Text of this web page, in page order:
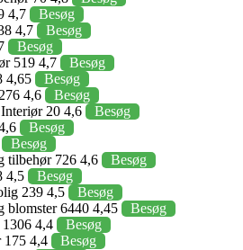
4,7
Besøg
4,7
Besøg
Besøg
519 4,7
Besøg
4,65
Besøg
4,6
Besøg
Interiør 20 4,6
Besøg
Besøg
Besøg
tilbehør 726 4,6
Besøg
4,5
Besøg
239 4,5
Besøg
blomster 6440 4,45
Besøg
4,4
Besøg
175 4,4
Besøg